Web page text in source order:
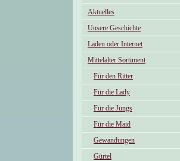
Aktuelles
Unsere Geschichte
Laden oder Internet
Mittelalter Sortiment
Für den Ritter
Für die Lady
Für die Jungs
Für die Maid
Gewandungen
Gürtel